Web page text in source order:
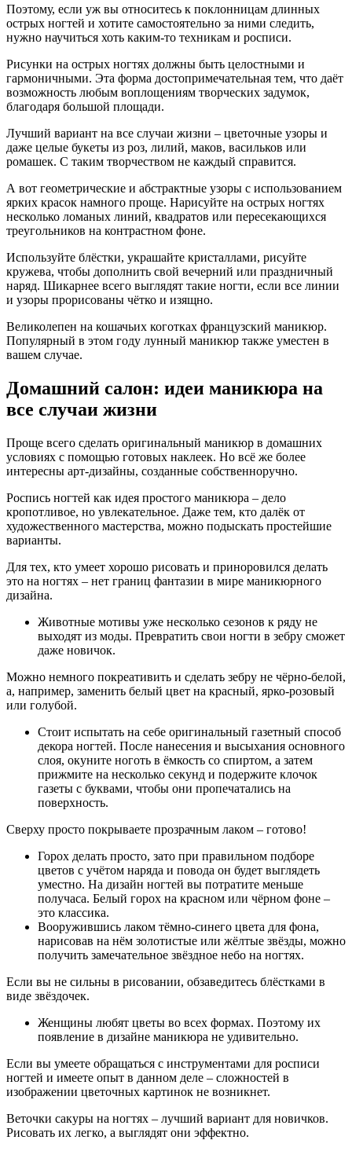
Поэтому, если уж вы относитесь к поклонницам длинных
острых ногтей и хотите самостоятельно за ними следить,
нужно научиться хоть каким-то техникам и росписи.
Рисунки на острых ногтях должны быть целостными и
гармоничными. Эта форма достопримечательная тем, что даёт
возможность любым воплощениям творческих задумок,
благодаря большой площади.
Лучший вариант на все случаи жизни – цветочные узоры и
даже целые букеты из роз, лилий, маков, васильков или
ромашек. С таким творчеством не каждый справится.
А вот геометрические и абстрактные узоры с использованием
ярких красок намного проще. Нарисуйте на острых ногтях
несколько ломаных линий, квадратов или пересекающихся
треугольников на контрастном фоне.
Используйте блёстки, украшайте кристаллами, рисуйте
кружева, чтобы дополнить свой вечерний или праздничный
наряд. Шикарнее всего выглядят такие ногти, если все линии
и узоры прорисованы чётко и изящно.
Великолепен на кошачьих коготках французский маникюр.
Популярный в этом году лунный маникюр также уместен в
вашем случае.
Домашний салон: идеи маникюра на
все случаи жизни
Проще всего сделать оригинальный маникюр в домашних
условиях с помощью готовых наклеек. Но всё же более
интересны арт-дизайны, созданные собственноручно.
Роспись ногтей как идея простого маникюра – дело
кропотливое, но увлекательное. Даже тем, кто далёк от
художественного мастерства, можно подыскать простейшие
варианты.
Для тех, кто умеет хорошо рисовать и приноровился делать
это на ногтях – нет границ фантазии в мире маникюрного
дизайна.
Животные мотивы уже несколько сезонов к ряду не
выходят из моды. Превратить свои ногти в зебру сможет
даже новичок.
Можно немного покреативить и сделать зебру не чёрно-белой,
а, например, заменить белый цвет на красный, ярко-розовый
или голубой.
Стоит испытать на себе оригинальный газетный способ
декора ногтей. После нанесения и высыхания основного
слоя, окуните ноготь в ёмкость со спиртом, а затем
прижмите на несколько секунд и подержите клочок
газеты с буквами, чтобы они пропечатались на
поверхность.
Сверху просто покрываете прозрачным лаком – готово!
Горох делать просто, зато при правильном подборе
цветов с учётом наряда и повода он будет выглядеть
уместно. На дизайн ногтей вы потратите меньше
получаса. Белый горох на красном или чёрном фоне –
это классика.
Вооружившись лаком тёмно-синего цвета для фона,
нарисовав на нём золотистые или жёлтые звёзды, можно
получить замечательное звёздное небо на ногтях.
Если вы не сильны в рисовании, обзаведитесь блёстками в
виде звёздочек.
Женщины любят цветы во всех формах. Поэтому их
появление в дизайне маникюра не удивительно.
Если вы умеете обращаться с инструментами для росписи
ногтей и имеете опыт в данном деле – сложностей в
изображении цветочных картинок не возникнет.
Веточки сакуры на ногтях – лучший вариант для новичков.
Рисовать их легко, а выглядят они эффектно.